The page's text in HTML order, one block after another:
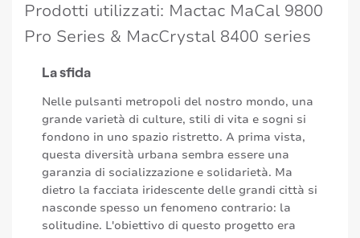
Prodotti utilizzati: Mactac MaCal 9800
Pro Series & MacCrystal 8400 series
La sfida
Nelle pulsanti metropoli del nostro mondo, una
grande varietà di culture, stili di vita e sogni si
fondono in uno spazio ristretto. A prima vista,
questa diversità urbana sembra essere una
garanzia di socializzazione e solidarietà. Ma
dietro la facciata iridescente delle grandi città si
nasconde spesso un fenomeno contrario: la
solitudine. L'obiettivo di questo progetto era